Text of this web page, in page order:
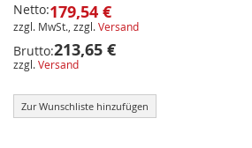
Netto:179,54 €
zzgl. MwSt., zzgl.Versand
Brutto:213,65 €
zzgl.Versand
Zur Wunschliste hinzufügen